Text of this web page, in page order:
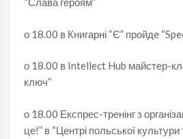
о 18.00 в Книгарні “Є” пройде
о 18.00 в Intellect Hub майстер-
ключ”
о 18.00 Експрес-тренінг з
це!” в “Центрі польської